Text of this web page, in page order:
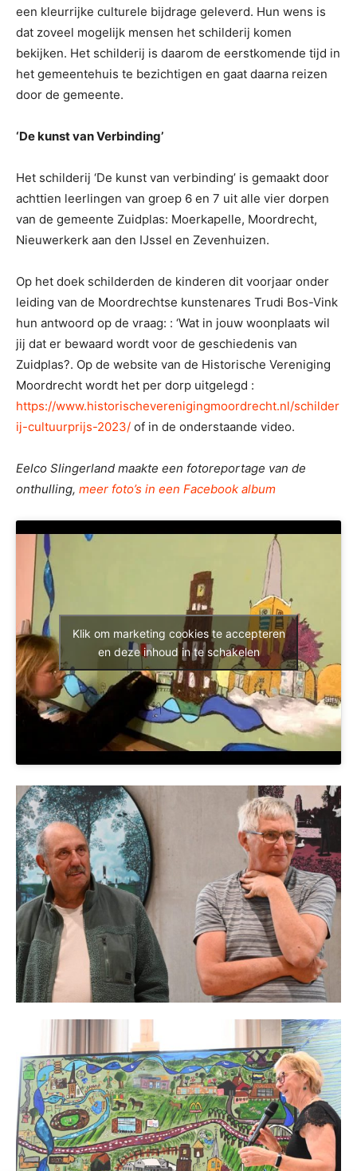
een kleurrijke culturele bijdrage geleverd. Hun wens is
dat zoveel mogelijk mensen het schilderij komen
bekijken. Het schilderij is daarom de eerstkomende tijd in
het gemeentehuis te bezichtigen en gaat daarna reizen
door de gemeente.
‘De kunst van Verbinding’
Het schilderij ‘De kunst van verbinding’ is gemaakt door
achttien leerlingen van groep 6 en 7 uit alle vier dorpen
van de gemeente Zuidplas: Moerkapelle, Moordrecht,
Nieuwerkerk aan den IJssel en Zevenhuizen.
Op het doek schilderden de kinderen dit voorjaar onder
leiding van de Moordrechtse kunstenares Trudi Bos-Vink
hun antwoord op de vraag: : ‘Wat in jouw woonplaats wil
jij dat er bewaard wordt voor de geschiedenis van
Zuidplas?. Op de website van de Historische Vereniging
Moordrecht wordt het per dorp uitgelegd :
https://www.historischeverenigingmoordrecht.nl/schilder
ij-cultuurprijs-2023/ of in de onderstaande video.
Eelco Slingerland maakte een fotoreportage van de
onthulling, meer foto’s in een Facebook album
Klik om marketing cookies te accepteren
en deze inhoud in te schakelen